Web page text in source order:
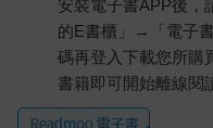
安裝電子書APP後
的E書櫃」→「電子
碼再登入下載您所購
書籍即可開始離線閱